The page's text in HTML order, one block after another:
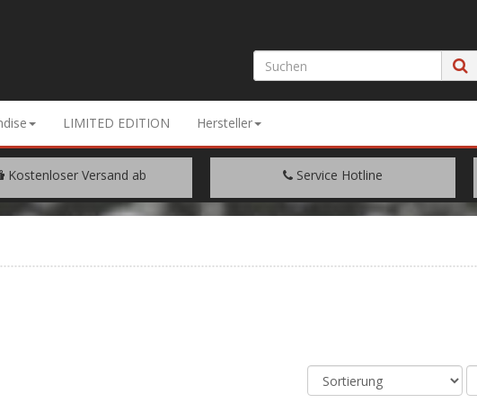
LIMITED EDITION Hersteller
Kostenloser Versand ab
WARENWERT VON € 200.- Service Hotline
+49 (0) 9429/948344